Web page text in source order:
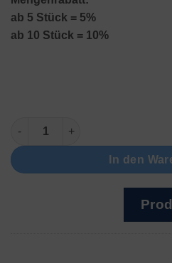
ab 5 Stück = 5%
ab 10 Stück = 10%
Ringriegel mit Nut Menge
In den